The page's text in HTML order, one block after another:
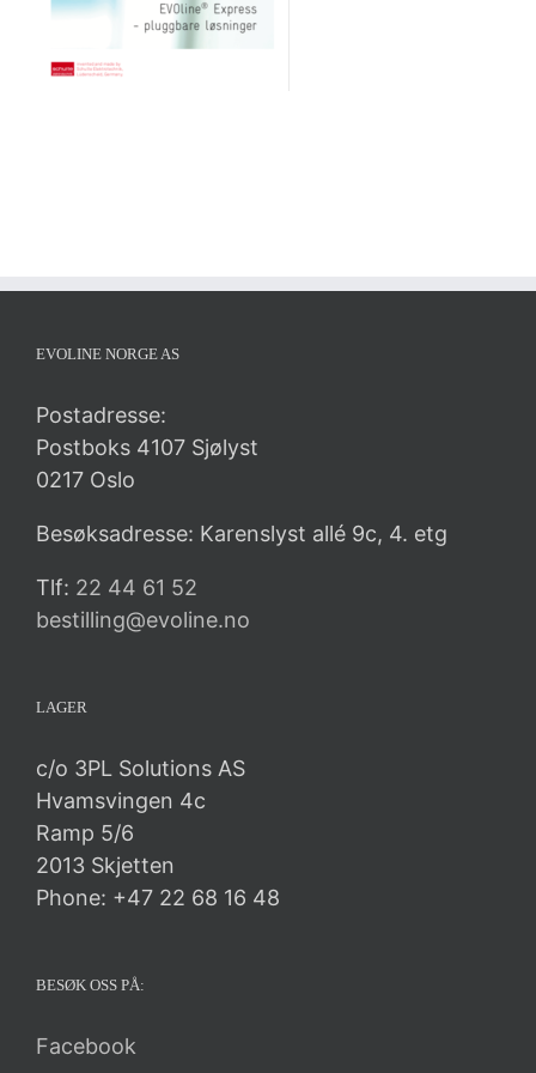
EVOLINE NORGE AS
Postadresse:
Postboks 4107 Sjølyst
0217 Oslo
Besøksadresse: Karenslyst allé 9c, 4. etg
Tlf: 22 44 61 52
bestilling@evoline.no
LAGER
c/o 3PL Solutions AS
Hvamsvingen 4c
Ramp 5/6
2013 Skjetten
Phone: +47 22 68 16 48
BESØK OSS PÅ:
Facebook